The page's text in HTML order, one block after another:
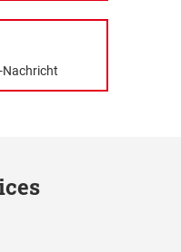
Nachricht